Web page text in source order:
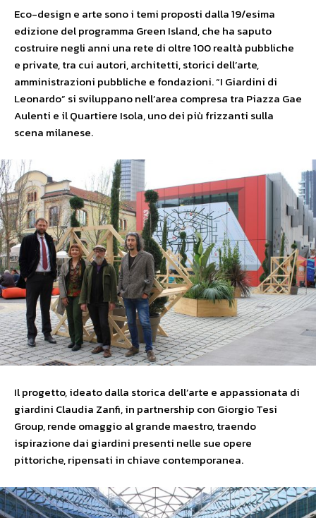
Eco-design e arte sono i temi proposti dalla 19/esima
edizione del programma Green Island, che ha saputo
costruire negli anni una rete di oltre 100 realtà pubbliche
e private, tra cui autori, architetti, storici dell’arte,
amministrazioni pubbliche e fondazioni. “I Giardini di
Leonardo” si sviluppano nell’area compresa tra Piazza Gae
Aulenti e il Quartiere Isola, uno dei più frizzanti sulla
scena milanese.
Il progetto, ideato dalla storica dell’arte e appassionata di
giardini Claudia Zanfi, in partnership con Giorgio Tesi
Group, rende omaggio al grande maestro, traendo
ispirazione dai giardini presenti nelle sue opere
pittoriche, ripensati in chiave contemporanea.